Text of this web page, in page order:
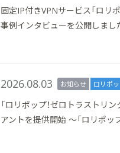
固定IP付きVPNサービス「ロリ
事例インタビューを公開しまし
2026.08.03 お知らせ ロリポッ
「ロリポップ！ゼロトラストリ
アントを提供開始 〜「ロリポッ